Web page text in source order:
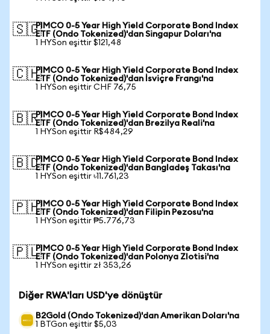
🇸🇬PIMCO 0-5 Year High Yield Corporate Bond Index
ETF (Ondo Tokenized)'dan Singapur Doları'na
1 HYSon eşittir $121,48
🇨🇭PIMCO 0-5 Year High Yield Corporate Bond Index
ETF (Ondo Tokenized)'dan İsviçre Frangı'na
1 HYSon eşittir CHF 76,75
🇧🇷PIMCO 0-5 Year High Yield Corporate Bond Index
ETF (Ondo Tokenized)'dan Brezilya Reali'na
1 HYSon eşittir R$484,29
🇧🇩PIMCO 0-5 Year High Yield Corporate Bond Index
ETF (Ondo Tokenized)'dan Bangladeş Takası'na
1 HYSon eşittir ৳11.761,23
🇵🇭PIMCO 0-5 Year High Yield Corporate Bond Index
ETF (Ondo Tokenized)'dan Filipin Pezosu'na
1 HYSon eşittir ₱5.776,73
🇵🇱PIMCO 0-5 Year High Yield Corporate Bond Index
ETF (Ondo Tokenized)'dan Polonya Zlotisi'na
1 HYSon eşittir zł 353,26
Diğer RWA'ları USD'ye dönüştür
B2Gold (Ondo Tokenized)'dan Amerikan Doları'na
1 BTGon eşittir $5,03